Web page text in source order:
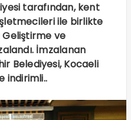
tarafından, kent
ile birlikte
Geliştirme ve
İmzalanan
Belediyesi, Kocaeli
indirimli..